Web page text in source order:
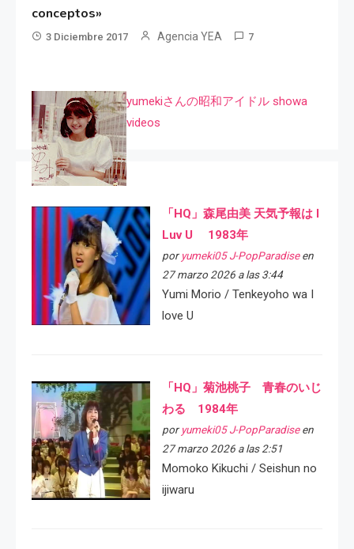
conceptos»
3 Diciembre 2017 Agencia YEA 7
yumekiさんの昭和アイドル showa
videos
「HQ」森尾由美 天気予報は I
Luv U 1983年
por yumeki05 J-PopParadiseen
27 marzo 2026 a las 3:44
Yumi Morio / Tenkeyoho wa I
love U
「HQ」菊池桃子 青春のいじ
わる 1984年
por yumeki05 J-PopParadiseen
27 marzo 2026 a las 2:51
Momoko Kikuchi / Seishun no
ijiwaru